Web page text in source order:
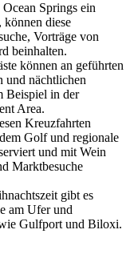
Ocean Springs ein
können diese
Vorträge von
beinhalten.
können an geführten
und nächtlichen
Beispiel in der
Area.
Kreuzfahrten
Golf und regionale
und mit Wein
Marktbesuche
gibt es
am Ufer und
Gulfport und Biloxi.